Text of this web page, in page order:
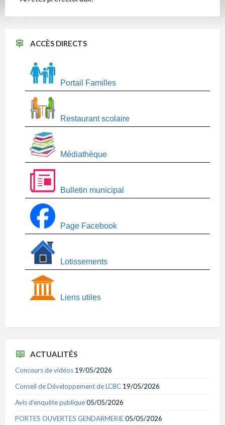
ACCÈS DIRECTS
Portail Familles
Restaurant scolaire
Médiathèque
Bulletin municipal
Page Facebook
Lotissements
Liens utiles
ACTUALITÉS
Concours de vidéos 19/05/2026
Conseil de Développement de LCBC 19/05/2026
Avis d’enquête publique05/05/2026
PORTES OUVERTES GENDARMERIE05/05/2026